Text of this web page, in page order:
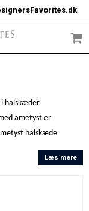
i halskæder
ametyst er
halskæde
lilla hanskæder
er nøje
smykker.
Læs mere